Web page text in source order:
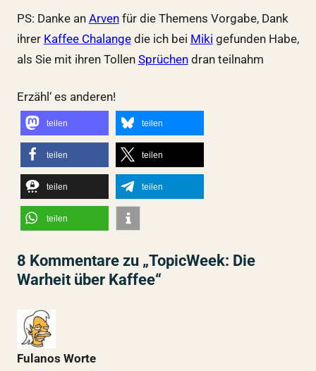
PS: Danke an Arvenfür die Themens Vorgabe, Dank
ihrer Kaffee Chalangedie ich bei Miki gefunden Habe,
als Sie mit ihren Tollen Sprüchendran teilnahm
Erzähl‘ es anderen!
teilen teilen
teilen teilen
teilen teilen
teilen
8 Kommentare zu „TopicWeek: Die
Warheit über Kaffee“
Fulanos Worte